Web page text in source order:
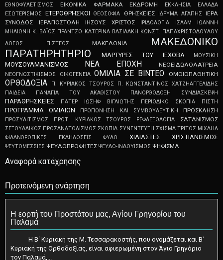
ΕΘΝΟΦΥΛΕΤΙΣΜΟΣ
ΕΙΚΟΝΙΚΑ ΦΑΡΜΑΚΑ ΕΚΔΡΟΜΗ ΕΚΚΛΗΣΙΑ
ΕΛΛΑΔΑ
ΕΣΩΤΕΡΙΣΜΟΣ ΕΤΕΡΟΘΡΗΣΚΟΙ ΘΕΟΣΟΦΙΑ ΘΡΗΣΚΕΙΕΣ ΙΔΡΥΜΑ ΑΓΑΠΗΣ ΙΕΡΑ
ΣΥΝΟΔΟΣ
ΙΕΡΑΠΟΣΤΟΛΗ ΙΗΣΟΥΣ ΧΡΙΣΤΟΣ ΙΡΙΔΟΛΟΓΙΑ ΙΣΛΑΜ
ΙΩΑΝΝΗ
ΜΗΛΙΩΝΗ
Κ. ΒΑΪΟΣ ΠΡΑΝΤΖΟ ΚΑΤΕΡΙΝΑ ΒΑΣΙΛΑΚΗ
ΚΩΝΣΤ. ΠΑΠΑΧΡΙΣΤΟΔΟΥΛΟΥ
ΛΟΓΟΣ ΠΙΣΤΕΩΣ
ΜΑΚΕΔΟΝΙΑ
ΜΑΚΕΔΟΝΙΚΟ
ΠΑΡΑΤΗΡΗΤΗΡΙΟ
ΜΑΡΤΥΡΕΣ ΤΟΥ ΙΕΧΩΒΑ ΜΟΥΣΙΚΗ
ΜΟΥΣΟΥΛΜΑΝΙΣΜΟΣ ΝΕΑ ΕΠΟΧΗ ΝΕΟEIΔΩΛOΛATPEIA
ΝΕΟΓNΩΣTIKIΣMOΣ ΟΙΚΟΓΕΝΕΙΑ ΟΜΙΛΙΑ ΣΕ ΒΙΝΤΕΟ ΟΜΟΙΟΠΑΘΗΤΙΚΗ
ΟΡΘΟΔΟΞΙΑ Π. ΚΥΡΙΑΚΟΣ ΤΣΟΥΡΟΣ
Π. ΚΩΝΣΤΑΝΤΙΝΟΣ ΧΑΤΖΗΑΓΓΕΛΙΔΗΣ
ΠΑΙΔΕΙΑ
ΠΑΝΑΓΙΑ ΤΟΥ ΑΚΑΘΙΣΤΟΥ ΠΑΝΟΡΘΟΔΟΞΗ ΣΥΝΔΙΑΣΚΕΨΗ
ΠΑΡΑΘΡΗΣΚΕΙΕΣ ΠΑΤΕΡ ΙΩΣΗΦ ΒΙΓΛΙΩΤΗΣ ΠΕΡΙΟΔΙΚΟ ΣΚΟΠΙΑ ΠΙΣΤΗ
ΠΡΟΓΡΑΜΜΑ ΟΜΙΛΙΩΝ ΠΡΟΠΟΝΗΣΗ ΚΑΙ ΣΥΜΒΟΥΛΕΥΤΙΚΗ ΠΡΟΣΚΛΗΣΗ
ΠΡΟΣΥΛΙΤΙΣΜΟΣ ΠΡΩΤ. ΚΥΡΙΑΚΟΣ ΤΣΟΥΡΟΣ ΡΕΦΛΕΞΟΛΟΓΙΑ ΣΑΤΑΝΙΣΜΟΣ
ΣΕΞΟΥΑΛΙΚΟΣ ΠΡΟΣΑΝΑΤΟΛΙΣΜΟΣ ΣΚΟΠΙΑ ΣΥΝΕΝΤΕΥΞΗ ΣΧΙΣΜΑ ΤΡΙΤΟΣ ΜΙΧΑΗΛ
ΦΙΛΑΝΘΡΩΠΙΚΕΣ ΕΚΔΗΛΩΣΕΙΣ
ΦΥΛΟ ΧΙΛΙΑΣΤΕΣ ΧΡΙΣΤΙΑΝΙΣΜΟΣ
ΨEYTOMEΣΣIEΣ ΨEYΔOΠPOΦHTEΣ ΨΕΥΔΟ-ΙΝΔΟΥΙΣΜΟΣ ΨΗΦΙΣΜΑ
Αναφορά κατάχρησης
Προτεινόμενη ανάρτηση
Η εορτή του Προστάτου μας, Αγίου Γρηγορίου του
Παλαμά
Η Β΄ Κυριακή της Μ. Τεσσαρακοστής, που ονομάζεται και Β΄
Κυριακή της Ορθοδοξίας, είναι αφιερωμένη στον Άγιο Γρηγόριο
τον Παλαμά,...